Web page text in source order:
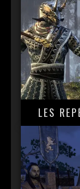
LES